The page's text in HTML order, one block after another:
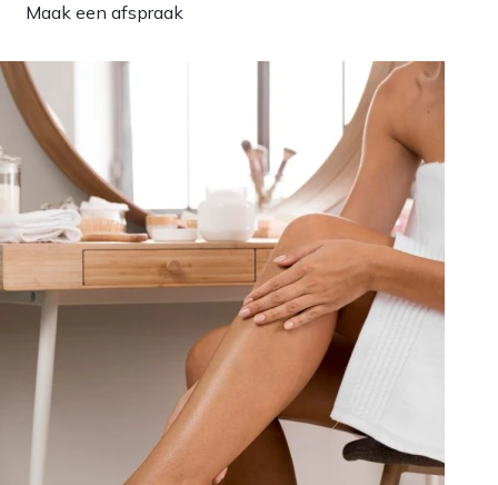
Maak een afspraak